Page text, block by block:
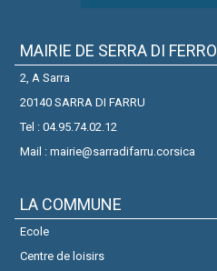
MAIRIE DE SERRA DI FERRO
2, A Sarra
20140 SARRA DI FARRU
Tel : 04.95.74.02.12
Mail : mairie@sarradifarru.corsica
LA COMMUNE
Ecole
Centre de loisirs